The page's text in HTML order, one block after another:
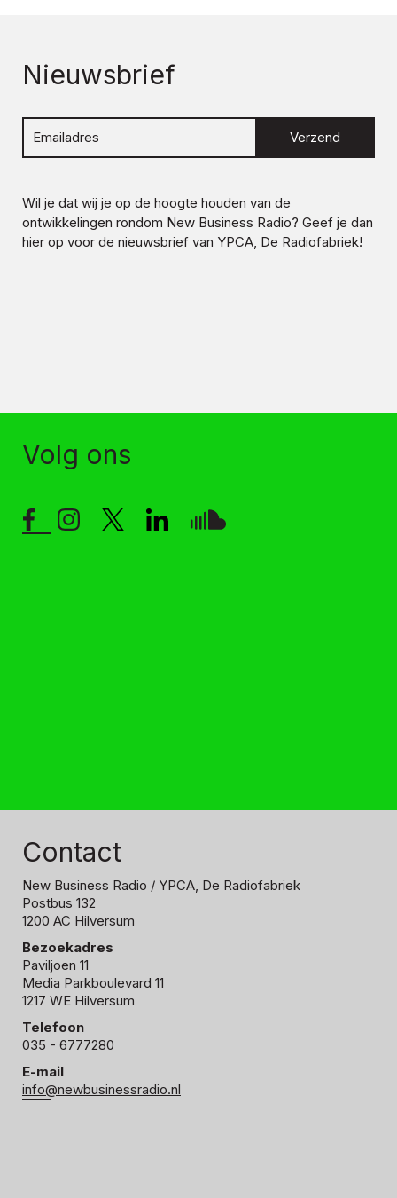
Nieuwsbrief
Verzend
Wil je dat wij je op de hoogte houden van de
ontwikkelingen rondom New Business Radio? Geef je dan
hier op voor de nieuwsbrief van YPCA, De Radiofabriek!
Volg ons
Contact
New Business Radio / YPCA, De Radiofabriek
Postbus 132
1200 AC Hilversum
Bezoekadres
Paviljoen 11
Media Parkboulevard 11
1217 WE Hilversum
Telefoon
035 - 6777280
E-mail
info@newbusinessradio.nl